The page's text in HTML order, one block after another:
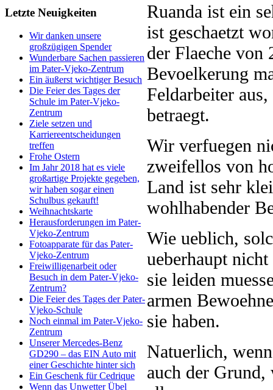
Letzte Neuigkeiten
Wir danken unsere
großzügigen Spender
Wunderbare Sachen passieren
im Pater-Vjeko-Zentrum
Ein äußerst wichtiger Besuch
Die Feier des Tages der
Schule im Pater-Vjeko-
Zentrum
Ziele setzen und
Karriereentscheidungen
treffen
Frohe Ostern
Im Jahr 2018 hat es viele
großartige Projekte gegeben,
wir haben sogar einen
Schulbus gekauft!
Weihnachtskarte
Herausforderungen im Pater-
Vjeko-Zentrum
Fotoapparate für das Pater-
Vjeko-Zentrum
Freiwilligenarbeit oder
Besuch in dem Pater-Vjeko-
Zentrum?
Die Feier des Tages der Pater-
Vjeko-Schule
Noch einmal im Pater-Vjeko-
Zentrum
Unserer Mercedes-Benz
GD290 – das EIN Auto mit
einer Geschichte hinter sich
Ein Geschenk für Cedrique
Wenn das Unwetter Übel
Ruanda ist ein
ist geschaetzt
der Flaeche von
Bevoelkerung
Feldarbeiter
betraegt.
Wir verfuegen
zweifellos von
Land ist sehr
wohlhabender
Wie ueblich,
ueberhaupt
sie leiden
armen
sie haben.
Natuerlich,
auch der